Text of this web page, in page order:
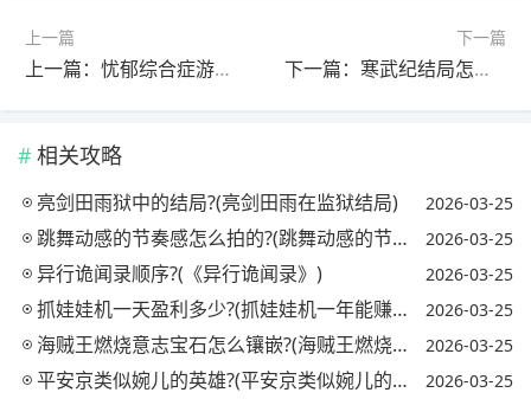
上一篇
上一篇：忧郁综合症游戏怎么下载?(忧郁综合症安卓版)
下一篇
下一篇：寒武纪结局怎么样?(寒武纪结局是什么)
相关攻略
亮剑田雨狱中的结局?(亮剑田雨在监狱结局) 2026-03-25
跳舞动感的节奏感怎么拍的?(跳舞动感的节奏感怎么拍的视频) 2026-03-25
异行诡闻录顺序?(《异行诡闻录》) 2026-03-25
抓娃娃机一天盈利多少?(抓娃娃机一年能赚多少钱) 2026-03-25
海贼王燃烧意志宝石怎么镶嵌?(海贼王燃烧意志宝石镶嵌攻略) 2026-03-25
平安京类似婉儿的英雄?(平安京类似婉儿的英雄名字) 2026-03-25